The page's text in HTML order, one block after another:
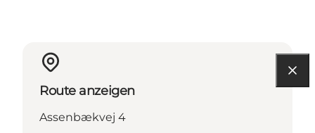
Route anzeigen
Assenbækvej 4